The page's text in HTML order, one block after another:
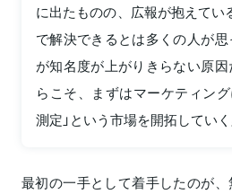
に出たものの、広報が抱えてい
で解決できるとは多くの人が
が知名度が上がりきらない原
らこそ、まずはマーケティン
測定」という市場を開拓してい
最初の一手として着手したのが、